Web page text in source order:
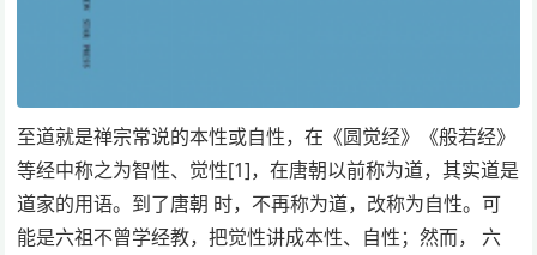
至道就是禅宗常说的本性或自性，在《圆觉经》《般若经》
等经中称之为智性、觉性[1]，在唐朝以前称为道，其实道是
道家的用语。到了唐朝 时，不再称为道，改称为自性。可
能是六祖不曾学经教，把觉性讲成本性、自性；然而， 六